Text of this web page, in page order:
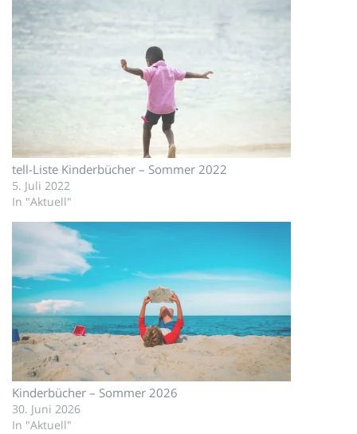
tell-Liste Kinderbücher – Sommer 2022
5. Juli 2022
In "Aktuell"
Kinderbücher – Sommer 2026
30. Juni 2026
In "Aktuell"